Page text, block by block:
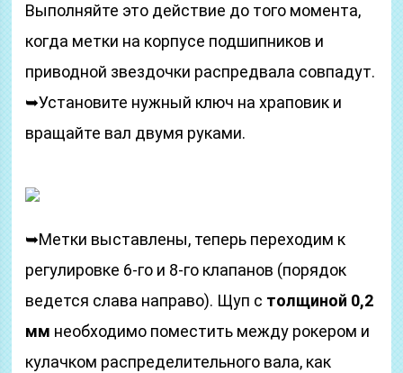
Выполняйте это действие до того момента,
когда метки на корпусе подшипников и
приводной звездочки распредвала совпадут.
➥Установите нужный ключ на храповик и
вращайте вал двумя руками.
➥Метки выставлены, теперь переходим к
регулировке 6-го и 8-го клапанов (порядок
ведется слава направо). Щуп с толщиной 0,2
мм необходимо поместить между рокером и
кулачком распределительного вала, как